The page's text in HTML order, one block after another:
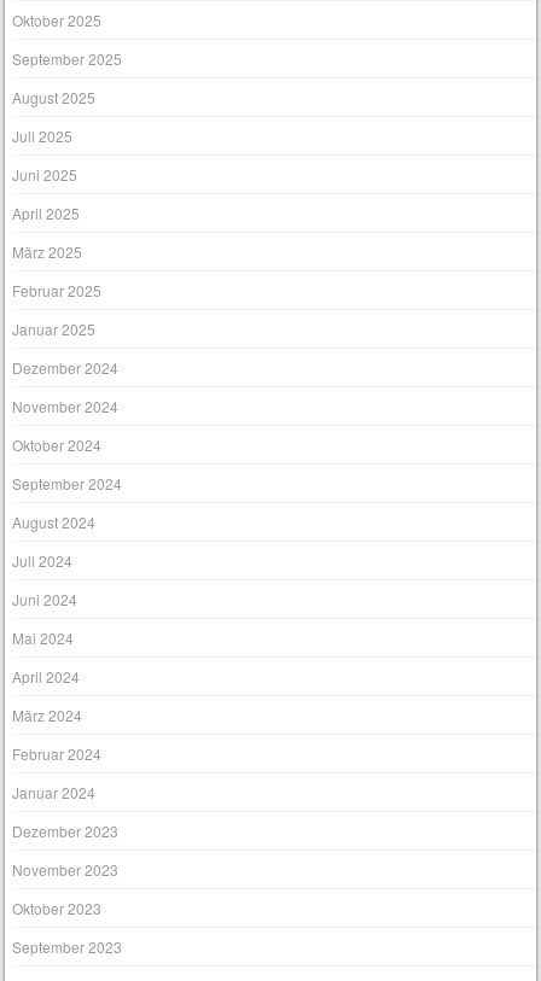
Oktober 2025
September 2025
August 2025
Juli 2025
Juni 2025
April 2025
März 2025
Februar 2025
Januar 2025
Dezember 2024
November 2024
Oktober 2024
September 2024
August 2024
Juli 2024
Juni 2024
Mai 2024
April 2024
März 2024
Februar 2024
Januar 2024
Dezember 2023
November 2023
Oktober 2023
September 2023